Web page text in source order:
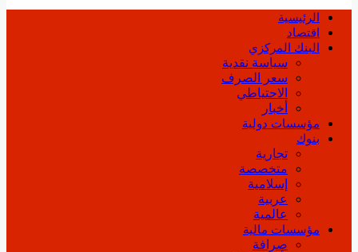
الرئيسية
اقتصاد
البنك المركزي
سياسة نقدية
سعر الصرف
الاحتياطي
أخبار
مؤسسات دولية
بنوك
تجارية
متخصصة
إسلامية
عربية
عالمية
مؤسسات مالية
صرافة